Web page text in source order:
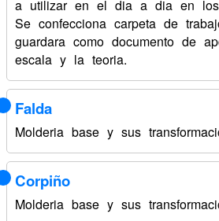
a utilizar en el dia a dia en los
Se confecciona carpeta de
guardara como documento de
escala y la teoria.
Falda
Molderia base y sus
Corpiño
Molderia base y sus